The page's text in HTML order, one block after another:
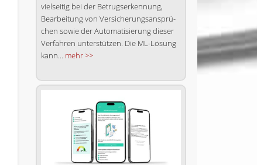
vielseitig bei der Betrugserkennung,
Bearbeitung von Ver­si­che­rungs­an­sprü­
chen sowie der Au­to­ma­ti­sie­rung dieser
Verfahren unterstützen. Die ML-Lösung
kann... mehr >>